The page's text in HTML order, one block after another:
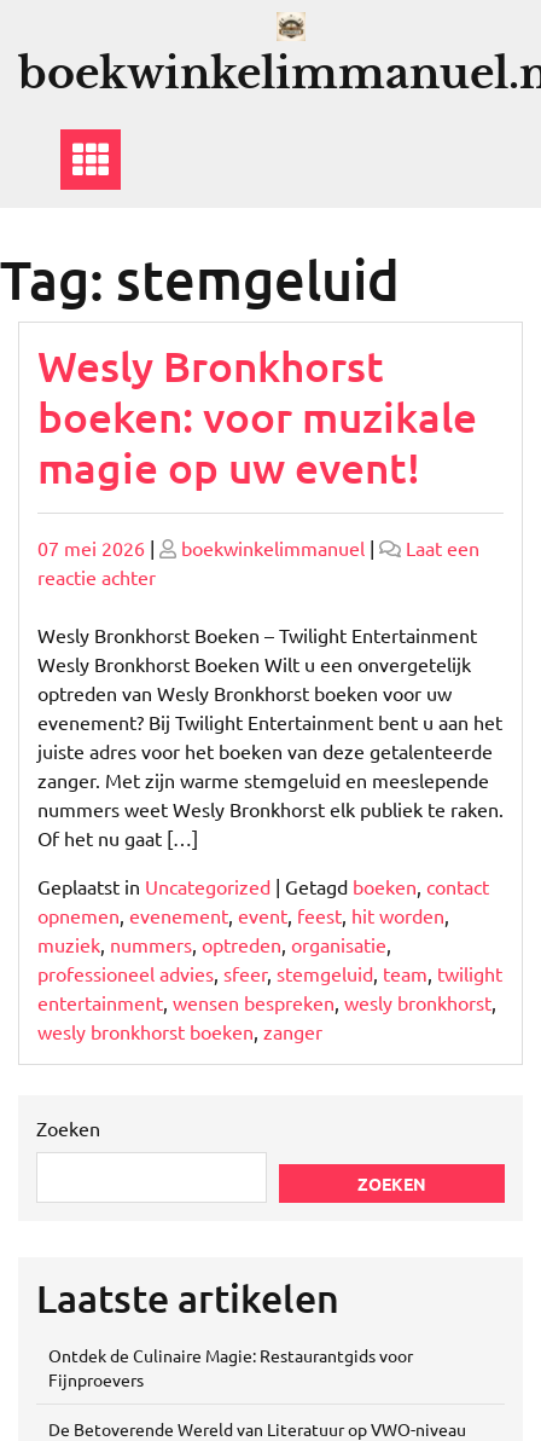
Tag: stemgeluid
Wesly Bronkhorst
boeken: voor muzikale
magie op uw event!
Geplaatst
op
07 mei 2026 | Geplaatst
boekwinkelimmanuel |
Laat een
reactie achterop
Bronkhorst
boeken:
voor
muzikale
magie
op
uw
event!
Wesly Bronkhorst Boeken – Twilight Entertainment
Wesly Bronkhorst Boeken Wilt u een onvergetelijk
optreden van Wesly Bronkhorst boeken voor uw
evenement? Bij Twilight Entertainment bent u aan het
juiste adres voor het boeken van deze getalenteerde
zanger. Met zijn warme stemgeluid en meeslepende
nummers weet Wesly Bronkhorst elk publiek te raken.
Of het nu gaat […]
Geplaatst in Uncategorized | Getagd boeken, contact
opnemen, evenement, event, feest, hit worden,
muziek, nummers, optreden, organisatie,
professioneel advies, sfeer, stemgeluid, team, twilight
entertainment, wensen bespreken, wesly bronkhorst,
wesly bronkhorst boeken, zanger
Zoeken
ZOEKEN
Laatste artikelen
Ontdek de Culinaire Magie: Restaurantgids voor
Fijnproevers
De Betoverende Wereld van Literatuur op VWO-niveau